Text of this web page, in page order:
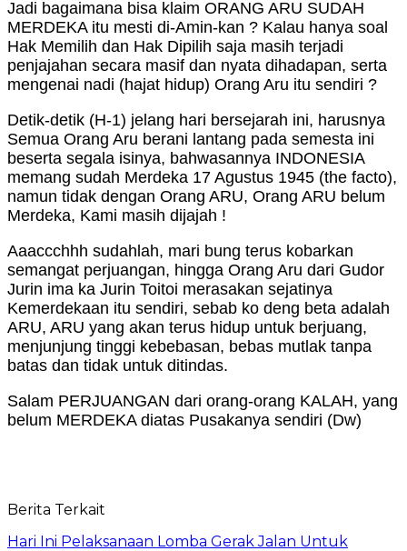
Jadi bagaimana bisa klaim ORANG ARU SUDAH
MERDEKA itu mesti di-Amin-kan ? Kalau hanya soal
Hak Memilih dan Hak Dipilih saja masih terjadi
penjajahan secara masif dan nyata dihadapan, serta
mengenai nadi (hajat hidup) Orang Aru itu sendiri ?
Detik-detik (H-1) jelang hari bersejarah ini, harusnya
Semua Orang Aru berani lantang pada semesta ini
beserta segala isinya, bahwasannya INDONESIA
memang sudah Merdeka 17 Agustus 1945 (the facto),
namun tidak dengan Orang ARU, Orang ARU belum
Merdeka, Kami masih dijajah !
Aaaccchhh sudahlah, mari bung terus kobarkan
semangat perjuangan, hingga Orang Aru dari Gudor
Jurin ima ka Jurin Toitoi merasakan sejatinya
Kemerdekaan itu sendiri, sebab ko deng beta adalah
ARU, ARU yang akan terus hidup untuk berjuang,
menjunjung tinggi kebebasan, bebas mutlak tanpa
batas dan tidak untuk ditindas.
Salam PERJUANGAN dari orang-orang KALAH, yang
belum MERDEKA diatas Pusakanya sendiri (Dw)
Berita Terkait
Hari Ini Pelaksanaan Lomba Gerak Jalan Untuk